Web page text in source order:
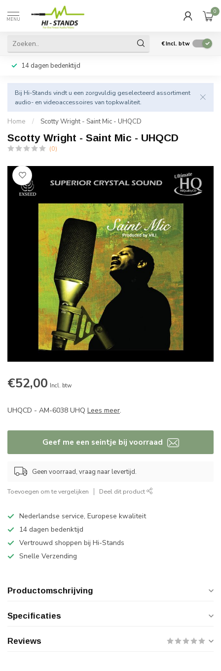
MENU
0
€Incl. btw
14 dagen bedenktijd
Bij Hi-Stands vindt u een zorgvuldig geselecteerd assortiment
audio- en videoaccessoires van topkwaliteit.
Home / Scotty Wright - Saint Mic - UHQCD
Scotty Wright - Saint Mic - UHQCD
(0)
€52,00 Incl. btw
UHQCD - AM-6038 UHQ Lees meer.
Geef me een seintje bij voorraad
Geen voorraad, vraag naar levertijd.
Toevoegen om te vergelijken Deel dit product
Nederlandse service, Europese kwaliteit
14 dagen bedenktijd
Vertrouwd shoppen bij Hi-Stands
Snelle Verzending
Productomschrijving
Specificaties
Reviews